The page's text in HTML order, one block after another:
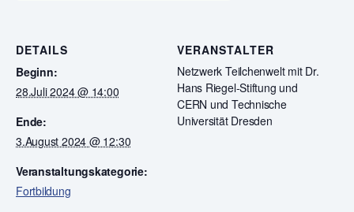
DETAILS
Beginn:
28.Juli 2024 @ 14:00
Ende:
3.August 2024 @ 12:30
Veranstaltungskategorie:
Fortbildung
VERANSTALTER
Netzwerk Teilchenwelt mit Dr.
Hans Riegel-Stiftung und
CERN und Technische
Universität Dresden